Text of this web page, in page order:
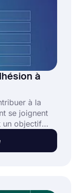
à
à la
se joignent
un objectif
à but non
et